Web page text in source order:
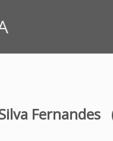
Fernandes